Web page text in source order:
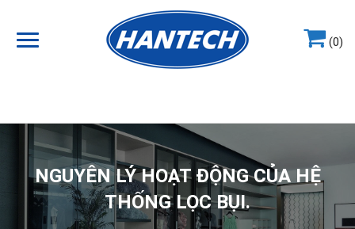
(0)
NGUYÊN LÝ HOẠT ĐỘNG CỦA HỆ
THỐNG LỌC BỤI.